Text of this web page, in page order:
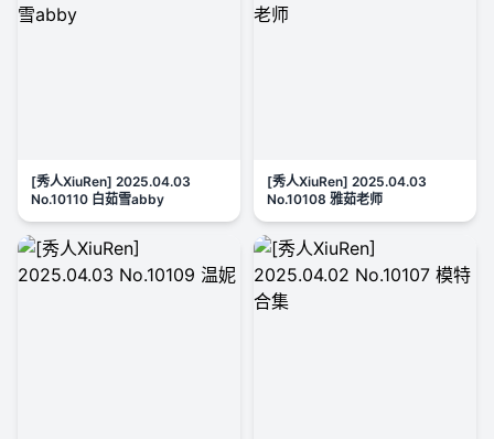
[秀人XiuRen] 2025.04.03
No.10110 白茹雪abby
[秀人XiuRen] 2025.04.03
No.10108 雅茹老师